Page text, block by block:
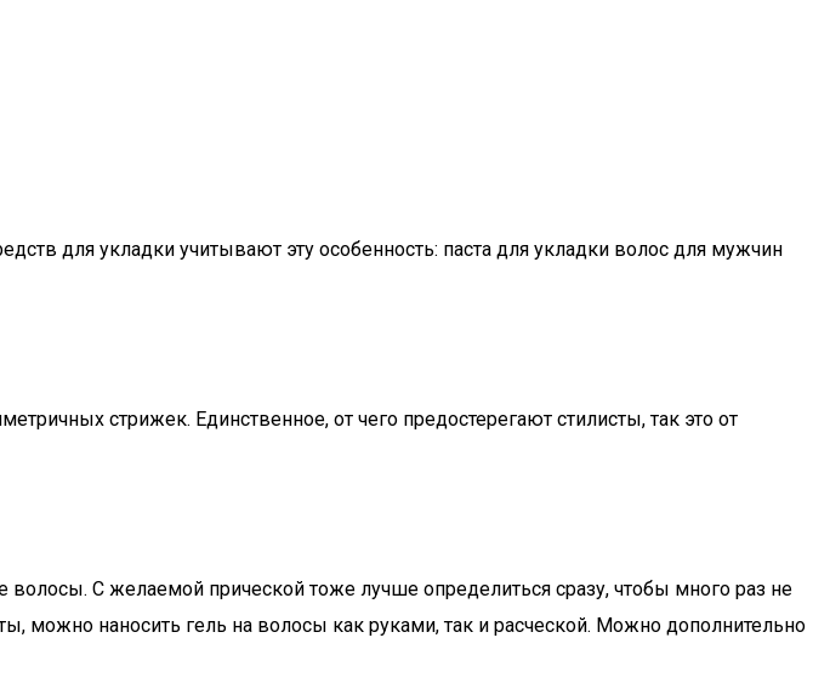
для укладки учитывают эту особенность: паста для укладки волос для мужчин
стрижек. Единственное, от чего предостерегают стилисты, так это от
С желаемой прической тоже лучше определиться сразу, чтобы много раз не
можно наносить гель на волосы как руками, так и расческой. Можно дополнительно